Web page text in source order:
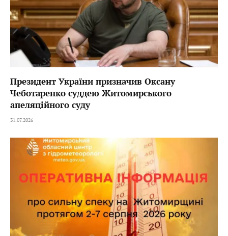
Президент України призначив Оксану
Чеботаренко суддею Житомирського
апеляційного суду
31.07.2026